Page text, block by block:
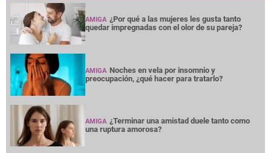
AMIGA ¿Por qué a las mujeres les gusta tanto
quedar impregnadas con el olor de su pareja?
AMIGA Noches en vela por insomnio y
preocupación, ¿qué hacer para tratarlo?
AMIGA ¿Terminar una amistad duele tanto como
una ruptura amorosa?